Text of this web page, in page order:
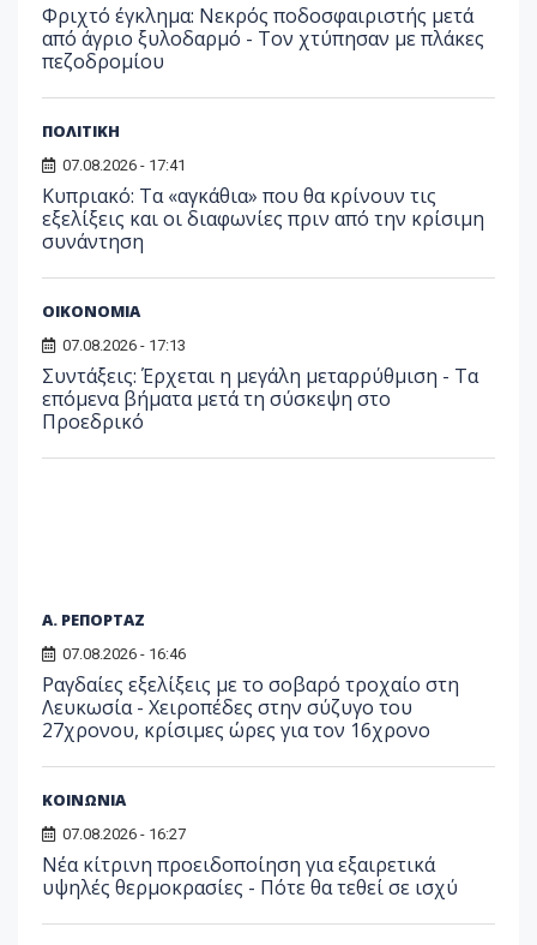
Φριχτό έγκλημα: Νεκρός ποδοσφαιριστής μετά
από άγριο ξυλοδαρμό - Τον χτύπησαν με πλάκες
πεζοδρομίου
ΠΟΛΙΤΙΚΗ
07.08.2026 - 17:41
Κυπριακό: Τα «αγκάθια» που θα κρίνουν τις
εξελίξεις και οι διαφωνίες πριν από την κρίσιμη
συνάντηση
ΟΙΚΟΝΟΜΙΑ
07.08.2026 - 17:13
Συντάξεις: Έρχεται η μεγάλη μεταρρύθμιση - Τα
επόμενα βήματα μετά τη σύσκεψη στο
Προεδρικό
Α. ΡΕΠΟΡΤΑΖ
07.08.2026 - 16:46
Ραγδαίες εξελίξεις με το σοβαρό τροχαίο στη
Λευκωσία - Χειροπέδες στην σύζυγο του
27χρονου, κρίσιμες ώρες για τον 16χρονο
ΚΟΙΝΩΝΙΑ
07.08.2026 - 16:27
Νέα κίτρινη προειδοποίηση για εξαιρετικά
υψηλές θερμοκρασίες - Πότε θα τεθεί σε ισχύ